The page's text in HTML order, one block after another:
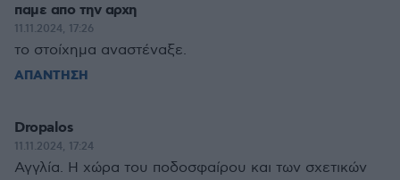
παμε απο την αρχη
11.11.2024, 17:26
το στοίχημα αναστέναξε.
ΑΠΑΝΤΗΣΗ
Dropalos
11.11.2024, 17:24
Αγγλία. Η χώρα του ποδοσφαίρου και των σχετικών